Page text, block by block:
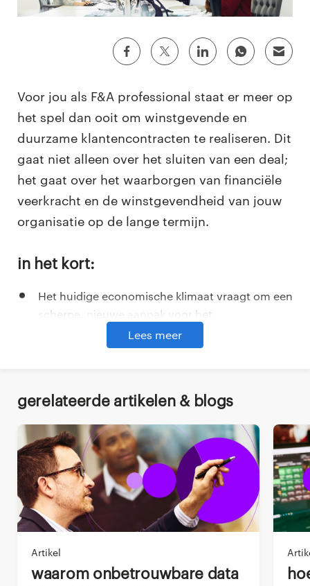
Voor jou als F&A professional staat er meer op
het spel dan ooit om winstgevende en
duurzame klantencontracten te realiseren. Dit
gaat niet alleen over het sluiten van een deal;
het gaat over het waarborgen van financiële
veerkracht en de winstgevendheid van jouw
organisatie op de lange termijn.
In het kort:
Het huidige economische klimaat vraagt om een
scherpe, nieuwe aanpak voor het
onderhandelen over klantcontracten door F&A-
professionals.
supply chain en een veranderend handelsbeleid
Gebruik een onderhandelingsmodel -zoals
value-based pricing- en hanteer een
strategische benadering bij klantcontracten.
Maak veerkrachtige financiële contracten met
dynamische prijsstellingen en krachtige
clausules om risico’s te beperken.
Benut real-time data en analyses om je
onderhandelingspositie te versterken.
Lees meer
Gerelateerde artikelen & blogs
Artikel
Waarom onbetrouwbare data
Hoe finance-teams